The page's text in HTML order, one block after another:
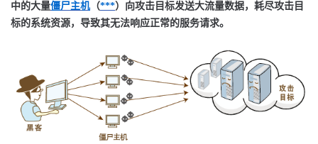
博
的
坛
我
圈
子
的
直
我
的
我
中的大量僵尸主机 （***）向攻击目标发送大流量数据，耗尽攻击目
标的系统资源，导致其无法响应正常的服务请求。